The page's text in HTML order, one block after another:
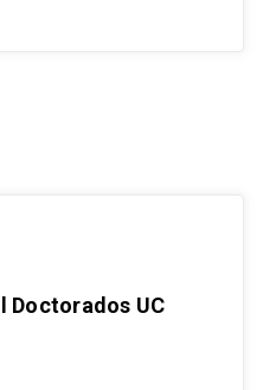
Doctorados UC